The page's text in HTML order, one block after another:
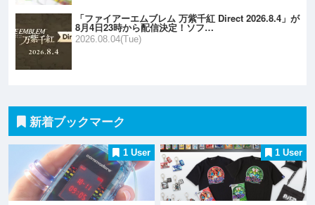
「ファイアーエムブレム 万紫千紅 Direct 2026.8.4」が
8月4日23時から配信決定！ソフ…
2026.08.04(Tue)
新着ブックマーク
1 User 1 User